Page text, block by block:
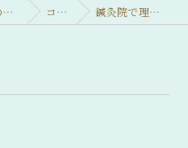
大阪の薄毛なら薄毛・抜け毛専門の鍼灸治療院 レメディ コラム 鍼灸院で理想の頭皮へ